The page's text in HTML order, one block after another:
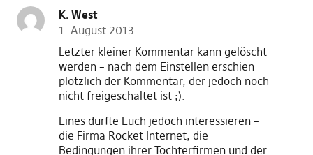
K. West
1. August 2013
Letzter kleiner Kommentar kann gelöscht
werden – nach dem Einstellen erschien
plötzlich der Kommentar, der jedoch noch
nicht freigeschaltet ist ;).
Eines dürfte Euch jedoch interessieren –
die Firma Rocket Internet, die
Bedingungen ihrer Tochterfirmen und der